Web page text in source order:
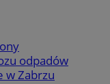
odpadów
w Zabrzu